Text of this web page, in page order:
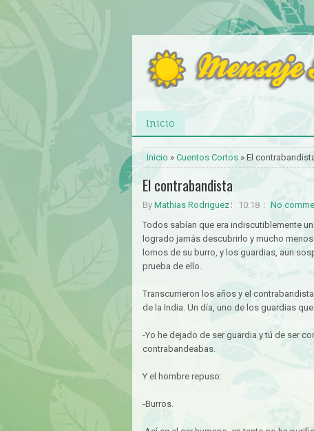
Inicio
Inicio » Cuentos Cortos » El
El contrabandista
By Mathias Rodriguez 10:18
No
Todos sabían que era indiscutiblemente un
logrado jamás descubrirlo y mucho
lomos de su burro, y los guardias, aun
prueba de ello.
Transcurrieron los años y el
de la India. Un día, uno de los guardias
-Yo he dejado de ser guardia y tú de ser
contrabandeabas.
Y el hombre repuso:
-Burros.